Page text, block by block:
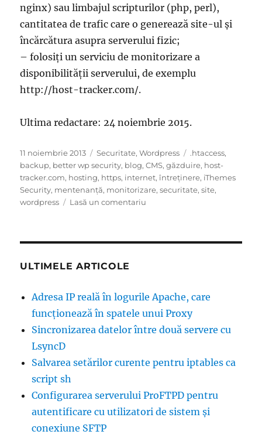
nginx) sau limbajul scripturilor (php, perl),
cantitatea de trafic care o generează site-ul și
încărcătura asupra serverului fizic;
– folosiți un serviciu de monitorizare a
disponibilității serverului, de exemplu
http://host-tracker.com/.
Ultima redactare: 24 noiembrie 2015.
Publicat
pe
11 noiembrie 2013 Categorii
Securitate,Wordpress Etichete
.htaccess,
backup, better wp security, blog,CMS,găzduire, host-
tracker.com, hosting, https, internet,întreținere, iThemes
Security, mentenanță, monitorizare,securitate,site,
wordpress
Lasă un comentariu
ULTIMELE ARTICOLE
Adresa IP reală în logurile Apache, care
funcţionează în spatele unui Proxy
Sincronizarea datelor între două servere cu
LsyncD
Salvarea setărilor curente pentru iptables ca
script sh
Configurarea serverului ProFTPD pentru
autentificare cu utilizatori de sistem şi
conexiune SFTP